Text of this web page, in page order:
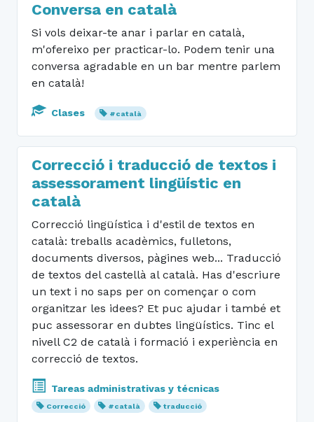
Conversa en català
Si vols deixar-te anar i parlar en català,
m'ofereixo per practicar-lo. Podem tenir una
conversa agradable en un bar mentre parlem
en català!
Clases #català
Correcció i traducció de textos i
assessorament lingüístic en
català
Correcció lingüística i d'estil de textos en
català: treballs acadèmics, fulletons,
documents diversos, pàgines web... Traducció
de textos del castellà al català. Has d'escriure
un text i no saps per on començar o com
organitzar les idees? Et puc ajudar i també et
puc assessorar en dubtes lingüístics. Tinc el
nivell C2 de català i formació i experiència en
correcció de textos.
Tareas administrativas y técnicas
Correcció #català traducció